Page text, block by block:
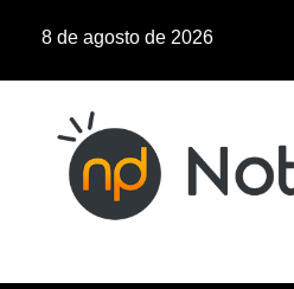
8 de agosto de 2026